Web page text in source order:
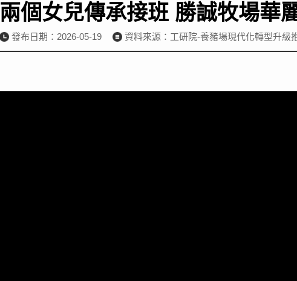
兩個女兒傳承接班 勝誠牧場華
發布日期：2026-05-19 資料來源：工研院-養豬場現代化轉型升級